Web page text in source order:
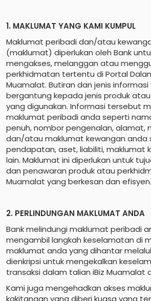
1. MAKLUMAT YANG KAMI KUMPUL
Maklumat peribadi dan/atau
(maklumat) diperlukan oleh Bank
mengakses, melanggan atau
perkhidmatan tertentu di Portal
Muamalat. Butiran dan jenis informasi
bergantung kepada jenis produk
yang digunakan. Informasi tersebut
maklumat peribadi anda seperti
penuh, nombor pengenalan, alamat,
dan/atau maklumat kewangan anda
pendapatan, aset, liabiliti, maklumat
lain. Maklumat ini diperlukan untuk
dan penawaran produk atau
Muamalat yang berkesan dan efisyen.
2. PERLINDUNGAN MAKLUMAT ANDA
Bank melindungi maklumat peribadi
mengambil langkah keselamatan di
maklumat anda yang dihantar
dienkripsi untuk mengekalkan
transaksi dalam talian iBiz Muamalat
Kami juga mengehadkan akses
kakitangan yang diberi kuasa yang